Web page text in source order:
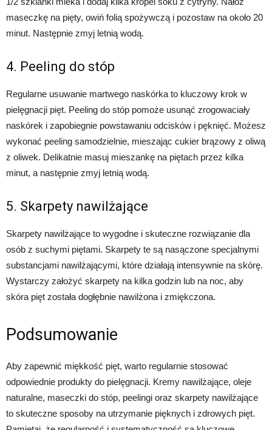
maseczkę na pięty, owiń folią spożywczą i pozostaw na około 20
minut. Następnie zmyj letnią wodą.
4. Peeling do stóp
Regularne usuwanie martwego naskórka to kluczowy krok w
pielęgnacji pięt. Peeling do stóp pomoże usunąć zrogowaciały
naskórek i zapobiegnie powstawaniu odcisków i pęknięć. Możesz
wykonać peeling samodzielnie, mieszając cukier brązowy z oliwą
z oliwek. Delikatnie masuj mieszankę na piętach przez kilka
minut, a następnie zmyj letnią wodą.
5. Skarpety nawilżające
Skarpety nawilżające to wygodne i skuteczne rozwiązanie dla
osób z suchymi piętami. Skarpety te są nasączone specjalnymi
substancjami nawilżającymi, które działają intensywnie na skórę.
Wystarczy założyć skarpety na kilka godzin lub na noc, aby
skóra pięt została dogłębnie nawilżona i zmiękczona.
Podsumowanie
Aby zapewnić miękkość pięt, warto regularnie stosować
odpowiednie produkty do pielęgnacji. Kremy nawilżające, oleje
naturalne, maseczki do stóp, peelingi oraz skarpety nawilżające
to skuteczne sposoby na utrzymanie pięknych i zdrowych pięt.